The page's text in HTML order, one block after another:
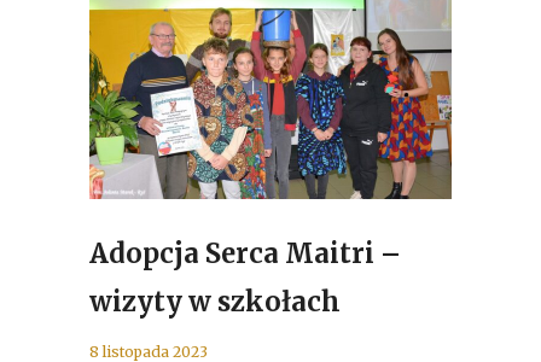
Adopcja Serca Maitri –
wizyty w szkołach
8 listopada 2023